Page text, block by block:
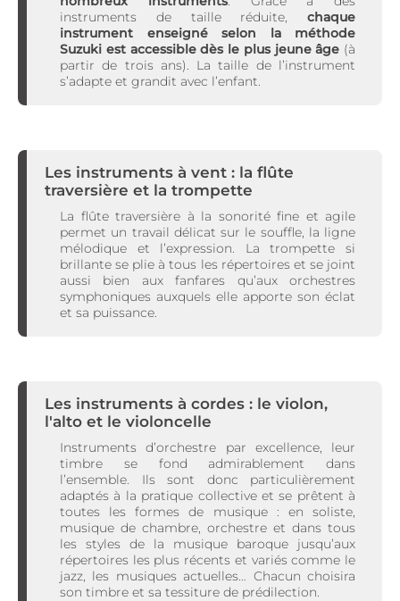
instruments de taille réduite, chaque
instrument enseigné selon la méthode
Suzuki est accessible dès le plus jeune âge (à
partir de trois ans). La taille de l’instrument
s’adapte et grandit avec l’enfant.
Les instruments à vent : la flûte
traversière et la trompette
La flûte traversière à la sonorité fine et agile
permet un travail délicat sur le souffle, la ligne
mélodique et l’expression. La trompette si
brillante se plie à tous les répertoires et se joint
aussi bien aux fanfares qu’aux orchestres
symphoniques auxquels elle apporte son éclat
et sa puissance.
Les instruments à cordes : le violon,
l'alto et le violoncelle
Instruments d’orchestre par excellence, leur
timbre se fond admirablement dans
l’ensemble. Ils sont donc particulièrement
adaptés à la pratique collective et se prêtent à
toutes les formes de musique : en soliste,
musique de chambre, orchestre et dans tous
les styles de la musique baroque jusqu’aux
répertoires les plus récents et variés comme le
jazz, les musiques actuelles… Chacun choisira
son timbre et sa tessiture de prédilection.